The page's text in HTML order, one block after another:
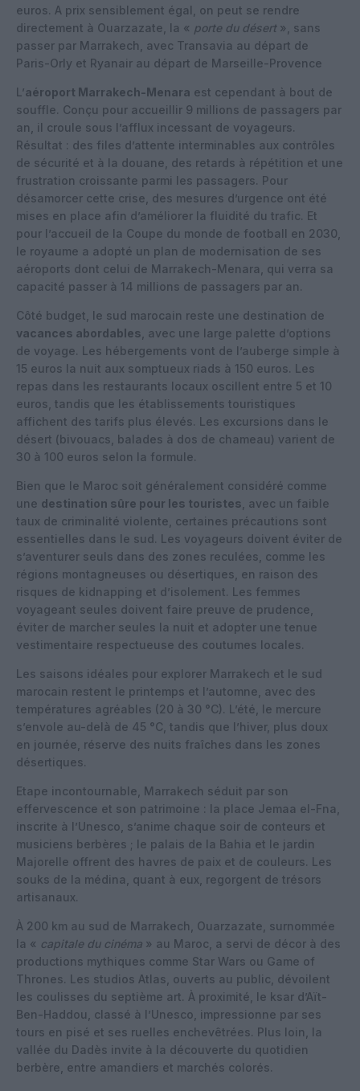
euros. A prix sensiblement égal, on peut se rendre
directement à Ouarzazate, la « porte du désert », sans
passer par Marrakech, avec Transavia au départ de
Paris-Orly et Ryanair au départ de Marseille-Provence
L’aéroport Marrakech-Menara est cependant à bout de
souffle. Conçu pour accueillir 9 millions de passagers par
an, il croule sous l’afflux incessant de voyageurs.
Résultat : des files d’attente interminables aux contrôles
de sécurité et à la douane, des retards à répétition et une
frustration croissante parmi les passagers. Pour
désamorcer cette crise, des mesures d’urgence ont été
mises en place afin d’améliorer la fluidité du trafic. Et
pour l’accueil de la Coupe du monde de football en 2030,
le royaume a adopté un plan de modernisation de ses
aéroports dont celui de Marrakech-Menara, qui verra sa
capacité passer à 14 millions de passagers par an.
Côté budget, le sud marocain reste une destination de
vacances abordables , avec une large palette d’options
de voyage. Les hébergements vont de l’auberge simple à
15 euros la nuit aux somptueux riads à 150 euros. Les
repas dans les restaurants locaux oscillent entre 5 et 10
euros, tandis que les établissements touristiques
affichent des tarifs plus élevés. Les excursions dans le
désert (bivouacs, balades à dos de chameau) varient de
30 à 100 euros selon la formule.
Bien que le Maroc soit généralement considéré comme
une destination sûre pour les touristes , avec un faible
taux de criminalité violente, certaines précautions sont
essentielles dans le sud. Les voyageurs doivent éviter de
s’aventurer seuls dans des zones reculées, comme les
régions montagneuses ou désertiques, en raison des
risques de kidnapping et d’isolement. Les femmes
voyageant seules doivent faire preuve de prudence,
éviter de marcher seules la nuit et adopter une tenue
vestimentaire respectueuse des coutumes locales.
Les saisons idéales pour explorer Marrakech et le sud
marocain restent le printemps et l’automne, avec des
températures agréables (20 à 30 °C). L’été, le mercure
s’envole au-delà de 45 °C, tandis que l’hiver, plus doux
en journée, réserve des nuits fraîches dans les zones
désertiques.
Etape incontournable, Marrakech séduit par son
effervescence et son patrimoine : la place Jemaa el-Fna,
inscrite à l’Unesco, s’anime chaque soir de conteurs et
musiciens berbères ; le palais de la Bahia et le jardin
Majorelle offrent des havres de paix et de couleurs. Les
souks de la médina, quant à eux, regorgent de trésors
artisanaux.
À 200 km au sud de Marrakech, Ouarzazate, surnommée
la « capitale du cinéma » au Maroc, a servi de décor à des
productions mythiques comme Star Wars ou Game of
Thrones. Les studios Atlas, ouverts au public, dévoilent
les coulisses du septième art. À proximité, le ksar d’Aït-
Ben-Haddou, classé à l’Unesco, impressionne par ses
tours en pisé et ses ruelles enchevêtrées. Plus loin, la
vallée du Dadès invite à la découverte du quotidien
berbère, entre amandiers et marchés colorés.